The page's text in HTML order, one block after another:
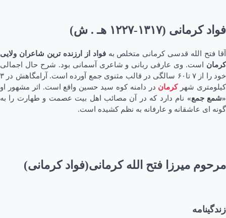
فواد کرمانی (۱۳۱۷-۱۲۲۷ هـ . ش)
آقا فتح الله قدسی کرمانی متخلص بهفواد از ارزنده ترین شاعران ولایی
کرمان است. وی عارفی ربانی و شاعری آسمانی بود. شرح حال اجمالی
خود را از ۷ تا۶۰ سالگی در قالب مثنوی جمع آورده است. آرامگاهش در ۳
کیلومتری شهرکرمان در دامنه کوه سید حسین واقع است. اثر مشهور او
«شمع جمع» نام دارد که در آن مصائب اهل بیت عصمت و طهارت را به
گونه ای عاشقانه و عارفانه به نظم کشیده است.
مرحوم میرزا فتح الله کرمانی(فواد کرمانی)
زندگینامه